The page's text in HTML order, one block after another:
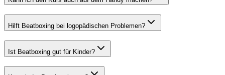
Hilft Beatboxing bei logopädischen Problemen?
Ist Beatboxing gut für Kinder?